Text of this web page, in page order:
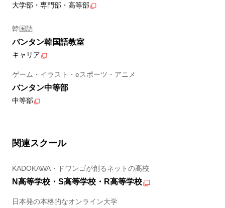
大学部・専門部・高等部
韓国語
バンタン韓国語教室
キャリア
ゲーム・イラスト・eスポーツ・アニメ
バンタン中等部
中等部
関連スクール
KADOKAWA・ドワンゴが創るネットの高校
N高等学校・S高等学校・R高等学校
日本発の本格的なオンライン大学